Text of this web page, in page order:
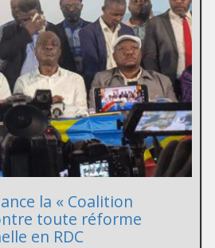
la « Coalition
toute réforme
en RDC